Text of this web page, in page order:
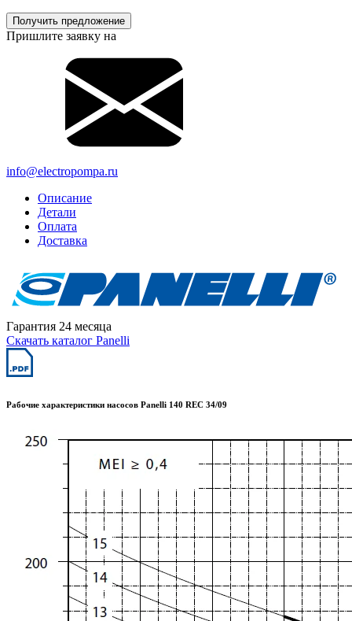
Получить предложение
Пришлите заявку на
info@electropompa.ru
Описание
Детали
Оплата
Доставка
Гарантия 24 месяца
Скачать каталог Panelli
Рабочие характеристики насосов Panelli 140 REC 34/09